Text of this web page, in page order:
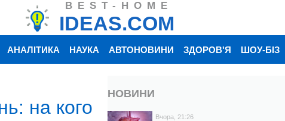
BEST-HOME
IDEAS.COM
АНАЛІТИКА НАУКА АВТОНОВИНИ ЗДОРОВ'Я ШОУ-БІЗ
на кого
НОВИНИ
Вчора, 21:26